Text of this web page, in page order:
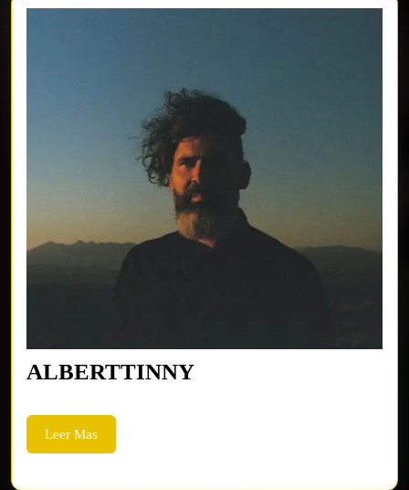
ALBERTTINNYALBERTTINNY
Leer MasLeer
Mas